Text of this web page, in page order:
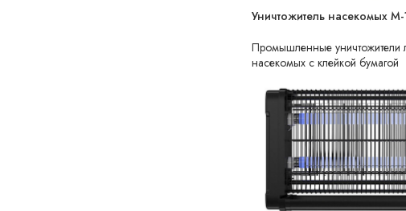
НЕТ В НАЛИЧИИ
Уничтожитель насекомых M-
Промышленные уничтожители
насекомых с клейкой бумагой